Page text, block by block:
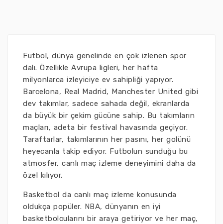
Futbol, dünya genelinde en çok izlenen spor
dalı. Özellikle Avrupa ligleri, her hafta
milyonlarca izleyiciye ev sahipliği yapıyor.
Barcelona, Real Madrid, Manchester United gibi
dev takımlar, sadece sahada değil, ekranlarda
da büyük bir çekim gücüne sahip. Bu takımların
maçları, adeta bir festival havasında geçiyor.
Taraftarlar, takımlarının her pasını, her golünü
heyecanla takip ediyor. Futbolun sunduğu bu
atmosfer, canlı maç izleme deneyimini daha da
özel kılıyor.
Basketbol da canlı maç izleme konusunda
oldukça popüler. NBA, dünyanın en iyi
basketbolcularını bir araya getiriyor ve her maç,